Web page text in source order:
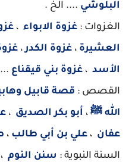
البلوشي .... الخ .
الغزوات : غزوة الابواء ،
العشيرة ، غزوة الكدر،
الأسد ، غزوة بني قيقناع
القصص : قصة قابيل
الله ﷺ ، أبو بكر الصديق ،
عفان ، علي بن أبي طالب ،
السنة النبوية : سنن النوم ،